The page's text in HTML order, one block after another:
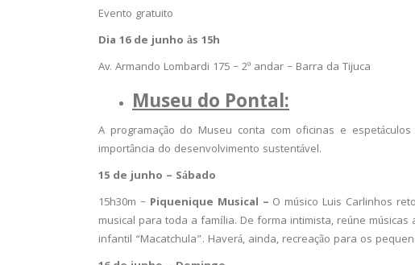
Evento gratuito
Dia 16 de junho às 15h
Av. Armando Lombardi 175 – 2º andar – Barra da Tijuca
Museu do Pontal:
A programação do Museu conta com oficinas e
importância do desenvolvimento sustentável.
15 de junho – Sábado
15h30m – Piquenique Musical – O músico Luis Carlinhos
musical para toda a família. De forma intimista, reúne
infantil “Macatchula”. Haverá, ainda, recreação para os